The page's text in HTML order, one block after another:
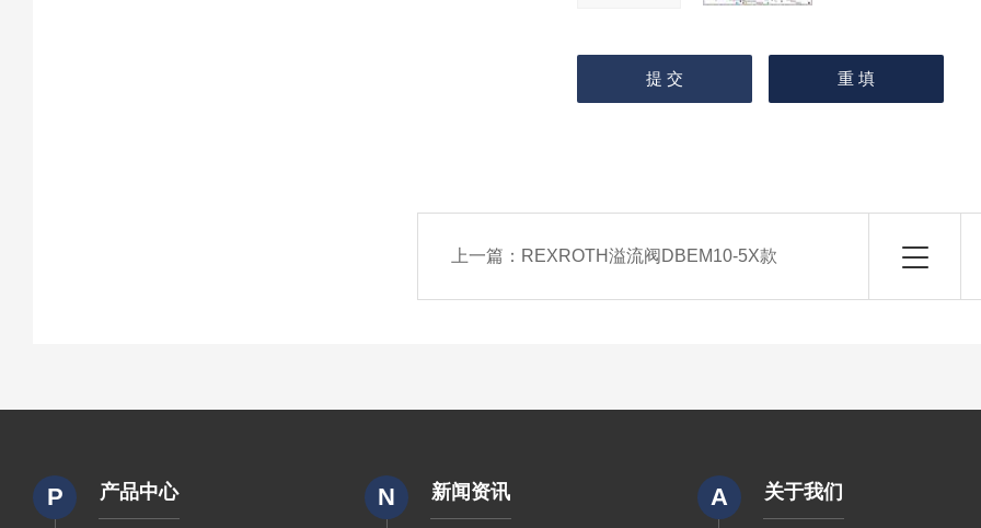
上一篇： REXROTH溢流阀DBEM10-5X款
P 产品中心 N 新闻资讯 A 关于我们